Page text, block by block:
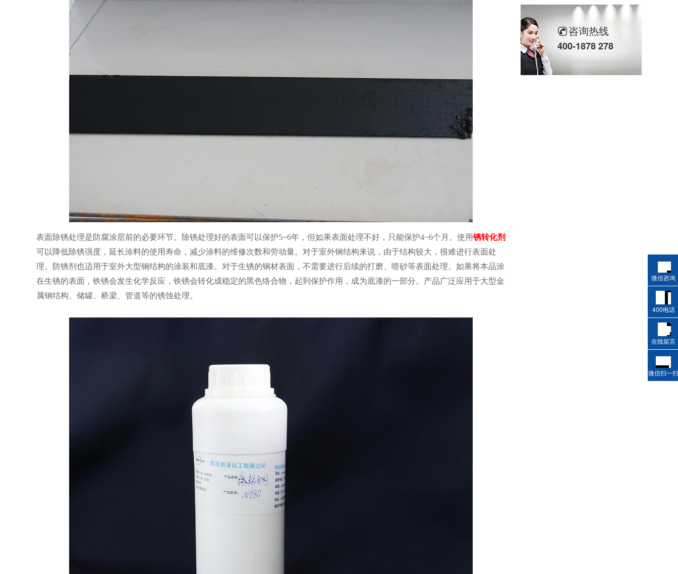
表面除锈处理是防腐涂层前的必要环节。除锈处理好的表面可以保护5~6年，但如果表面处理不好，只能保护4~6个月。使用锈转化剂
可以降低除锈强度，延长涂料的使用寿命，减少涂料的维修次数和劳动量。对于室外钢结构来说，由于结构较大，很难进行表面处
理。防锈剂也适用于室外大型钢结构的涂装和底漆。对于生锈的钢材表面，不需要进行后续的打磨、喷砂等表面处理。如果将本品涂
在生锈的表面，铁锈会发生化学反应，铁锈会转化成稳定的黑色络合物，起到保护作用，成为底漆的一部分。产品广泛应用于大型金
属钢结构、储罐、桥梁、管道等的锈蚀处理。
咨询热线
400-1878 278
微信咨询
400电话
在线留言
微信扫一扫